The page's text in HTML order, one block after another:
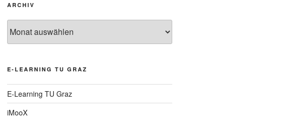
ARCHIV
E-LEARNING TU GRAZ
E-Learning TU Graz
iMooX